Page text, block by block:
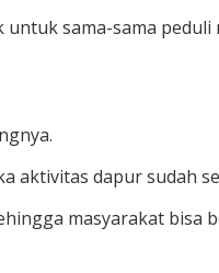
sama-sama
aktivitas dapur sudah
masyarakat bisa